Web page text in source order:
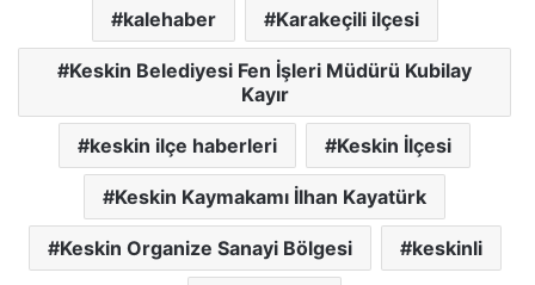
kalehaber Karakeçili ilçesi
Keskin Belediyesi Fen İşleri Müdürü Kubilay
Kayır
keskin ilçe haberleri Keskin İlçesi
Keskin Kaymakamı İlhan Kayatürk
Keskin Organize Sanayi Bölgesi keskinli